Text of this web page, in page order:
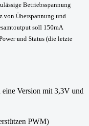
Betriebsspannung
von Überspannung und
soll 150mA
und Status (die letzte
eine Version mit 3,3V und
PWM)